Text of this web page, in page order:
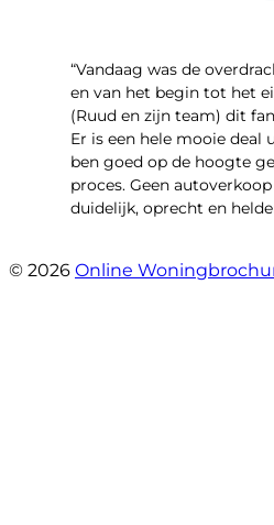
“Vandaag was de
en van het begin tot het
(Ruud en zijn team) dit
Er is een hele mooie deal
ben goed op de hoogte
proces. Geen
duidelijk, oprecht en
© 2026 Online